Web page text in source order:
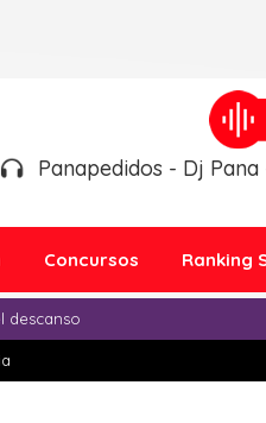
Panapedidos - Dj Pana
Concursos Ranking
descanso